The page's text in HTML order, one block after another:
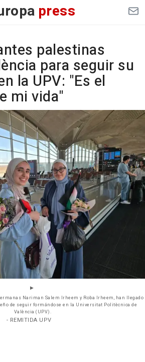
press
palestinas
para seguir su
la UPV: "Es el
mi vida"
Nariman Salem Irheem y Roba Irheem, han llegado
de seguir formándose en la Universitat Politècnica de
València (UPV).
- REMITIDA UPV